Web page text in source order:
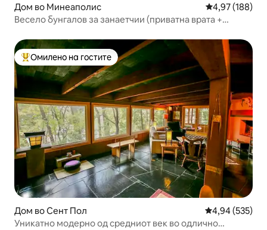
Дом во Минеаполис Просечна
4,97 (188)
Весело бунгалов за занаетчии (приватна врата +
Меѓу најуспешните „Омилени на гостите“
Омилено на гостите
Дом во Сент Пол Просечна
4,94 (535)
Уникатно модерно од средниот век во одлично